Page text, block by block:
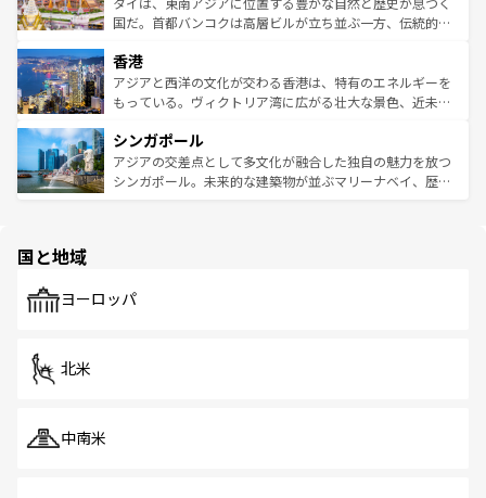
覧を参照してほしい。
醸し出している。また、バラエティの豊かさとおいしさで
とつ。フォーやバインミー、ベトナムコーヒーなどは、ぜ
ひ現地で味わいたい。どの地域を訪れてもあたたかい人々
が旅行者を迎えてくれるので、きっと忘れられない旅にな
参照してほしい。
国だ。首都バンコクは高層ビルが立ち並ぶ一方、伝統的な
の活気が交差している。北部ではチェンマイなどの山岳地
帯で自然と触れ合い、南部ではプーケットやクラビの美し
いビーチでリゾート気分を楽しむことができる。タイ料理
激する。気候は一年中温暖で、どの季節にも異なる楽しみ
が待っている。親しみやすいタイの人々、仏教を中心とし
た文化、そして多様な観光資源が、訪れる旅人を魅了し続
香港
アジアと西洋の文化が交わる香港は、特有のエネルギーを
もっている。ヴィクトリア湾に広がる壮大な景色、近未来
み、どこを訪れても感動するはず。観光スポットが密集し
ており、効率よく見どころを回れるのも魅力。息をのむよ
うな絶景から文化的な体験まで、香港を存分に楽しみ尽く
シンガポール
アジアの交差点として多文化が融合した独自の魅力を放つ
シンガポール。未来的な建築物が並ぶマリーナベイ、歴史
で、ホーカーズは地元の風情を楽しめる外せないスポット
国と地域
ヨーロッパ
北米
中南米